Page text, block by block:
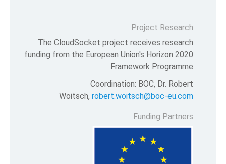
Project Research
The CloudSocket project receives research
funding from the European Union's Horizon 2020
Framework Programme
Coordination: BOC, Dr. Robert
Woitsch, robert.woitsch@boc-eu.com
Funding Partners